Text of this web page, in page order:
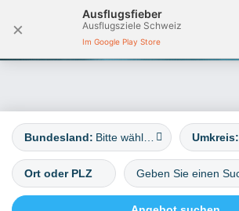
×
Ausflugsfieber
Ausflugsziele Schweiz
Im Google Play Store
Bundesland: Umkreis: